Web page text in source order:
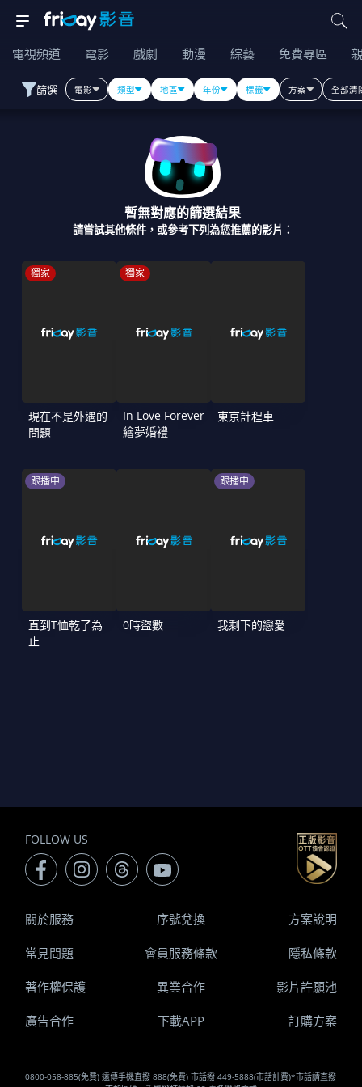
電視頻道 電影 戲劇 動漫 綜藝 免費專區
篩選 電影 類型 地區 年份 標籤 方案 全部清
暫無對應的篩選結果
請嘗試其他條件，或參考下列為您推薦的影片：
獨家
現在不是外遇的
問題
獨家
In Love Forever
繪夢婚禮
東京計程車
跟播中
直到T恤乾了為
止
0時盜數
跟播中
我剩下的戀愛
FOLLOW US
0800-058-885(免費) 遠傳手機直撥 888(免費) 市話撥 449-5888(市話計費)*市話請直撥
關於服務 序號兌換 方案說明
常見問題 會員服務條款 隱私條款
著作權保護 異業合作 影片許願池
廣告合作 下載APP 訂購方案